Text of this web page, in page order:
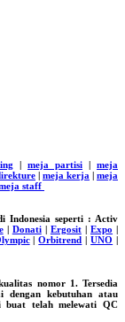
meja partisi
meja
meja kerja
meja
staff
Indonesia seperti : Activ
| Donati| Ergosit| Expo
|Orbitrend |UNO
nomor 1. Tersedia
dengan kebutuhan atau
buat telah melewati QC